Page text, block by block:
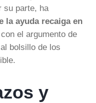
su parte, ha
la ayuda recaiga en
el argumento de
bolsillo de los
y